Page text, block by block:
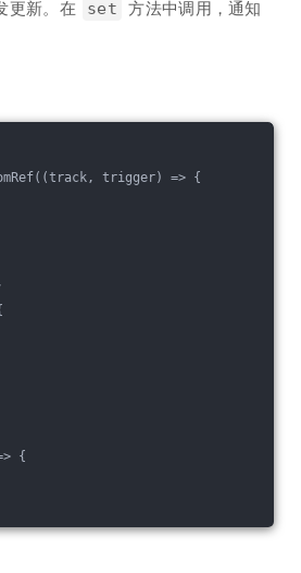
更新。在 set
方法中调用，通知
(track, trigger) => {
{